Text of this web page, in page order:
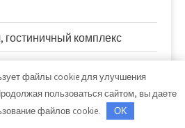
гостиничный комплекс
на дровах
файлы cookie для улучшения
пользоваться сайтом, вы даете
файлов cookie.
OK